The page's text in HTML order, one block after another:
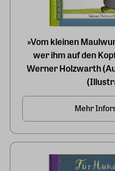
»Vom kleinen
wer ihm auf den
Werner Holzwarth
Mehr